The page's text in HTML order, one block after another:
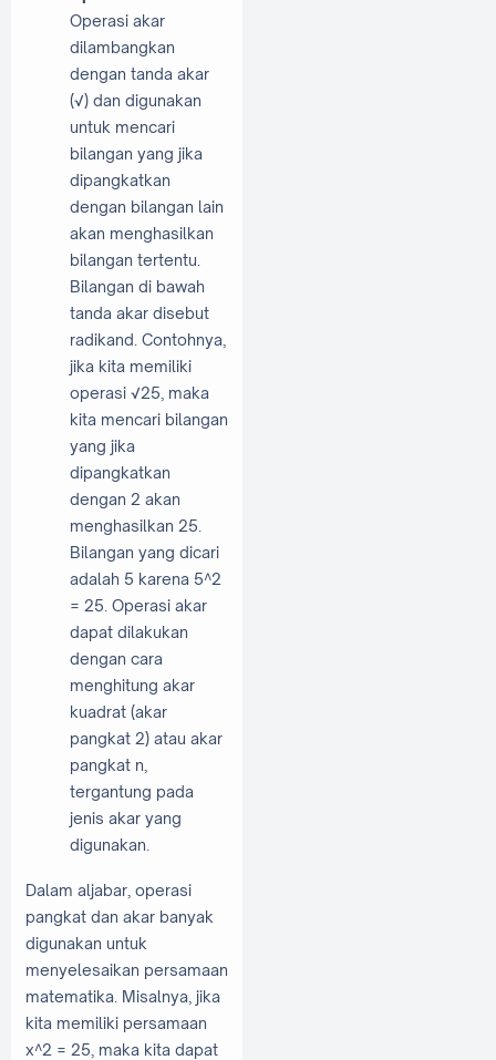
Operasi akar
dilambangkan
dengan tanda akar
(√) dan digunakan
untuk mencari
bilangan yang jika
dipangkatkan
dengan bilangan lain
akan menghasilkan
bilangan tertentu.
Bilangan di bawah
tanda akar disebut
radikand. Contohnya,
jika kita memiliki
operasi √25, maka
kita mencari bilangan
yang jika
dipangkatkan
dengan 2 akan
menghasilkan 25.
Bilangan yang dicari
adalah 5 karena 5^2
= 25. Operasi akar
dapat dilakukan
dengan cara
menghitung akar
kuadrat (akar
pangkat 2) atau akar
pangkat n,
tergantung pada
jenis akar yang
digunakan.
Dalam aljabar, operasi
pangkat dan akar banyak
digunakan untuk
menyelesaikan persamaan
matematika. Misalnya, jika
kita memiliki persamaan
x^2 = 25, maka kita dapat